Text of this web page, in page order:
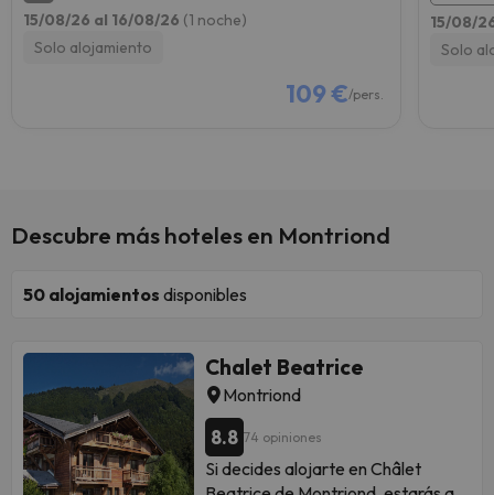
15/08/26 al 16/08/26 (1 noche)
Solo alojamiento
109 €/pers.
15/08/
Solo
Descubre más hoteles en Montriond
50 alojamientos disponibles
Chalet Beatrice
Montriond
8.8 74 opiniones
Si decides alojarte en Châlet